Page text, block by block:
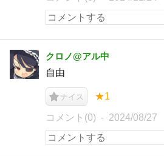
クロノ@アル中
自由
ナイス ★1
コメント(0) 2024/08/27